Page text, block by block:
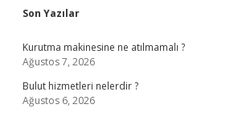
Sidebar
Son Yazılar
Kurutma makinesine ne atılmamalı ?
Ağustos 7, 2026
Bulut hizmetleri nelerdir ?
Ağustos 6, 2026